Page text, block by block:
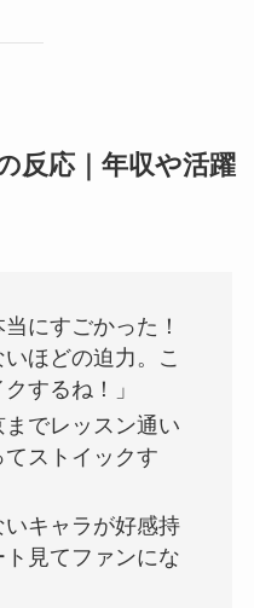
反応｜年収や活躍
にすごかった！
ほどの迫力。こ
するね！」
までレッスン通い
ストイックす
いキャラが好感持
見てファンにな